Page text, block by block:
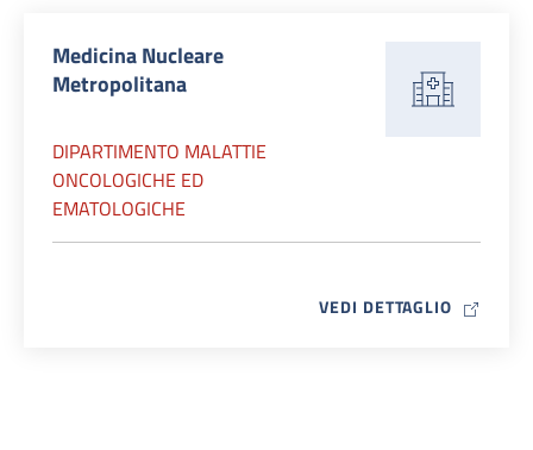
Medicina Nucleare
Metropolitana
DIPARTIMENTO MALATTIE
ONCOLOGICHE ED
EMATOLOGICHE
VEDI DETTAGLIO MAP ICON